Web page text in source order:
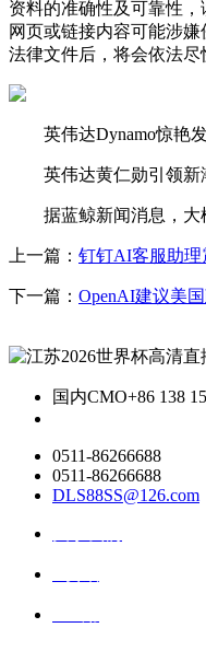
资料的准确性及可靠性
网页或链接内容可能涉
法律文件后，将会依法尽
英伟达Dynamo惊艳发
英伟达黄仁勋引领新潮
据蓝鲸新闻消息，大模
上一篇： 钉钉AI客服助理
下一篇： OpenAI建议美
国内CMO+86 138
0511-86266688
0511-86266688
DLS88SS@126.com